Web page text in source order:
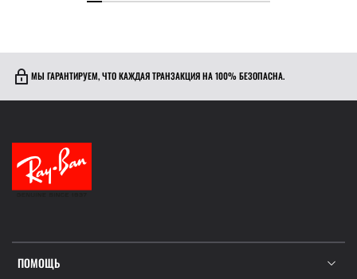
МЫ ГАРАНТИРУЕМ, ЧТО КАЖДАЯ ТРАНЗАКЦИЯ НА 100% БЕЗОПАСНА.
ПОМОЩЬ